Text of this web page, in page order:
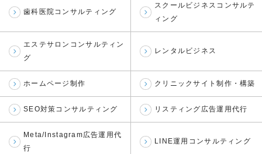
歯科医院コンサルティング
スクールビジネスコンサルテ
ィング
エステサロンコンサルティン
グ
レンタルビジネス
ホームページ制作 クリニックサイト制作・構築
SEO対策コンサルティング リスティング広告運用代行
Meta/Instagram広告運用代
行
LINE運用コンサルティング